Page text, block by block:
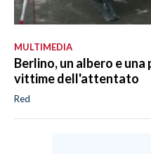
MULTIMEDIA
Berlino, un albero e
vittime dell'attentato
Red